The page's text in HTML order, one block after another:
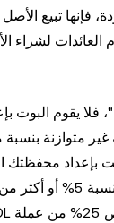
فإنها تبيع
لشراء
فلا يقوم البوت
متوازنة بنسبة
محفظتك